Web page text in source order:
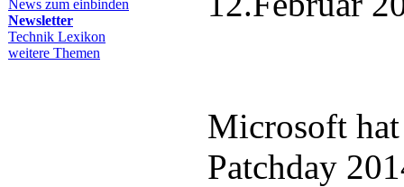
News zum einbinden
Newsletter
Technik Lexikon
weitere Themen
Microsoft hat
Patchday